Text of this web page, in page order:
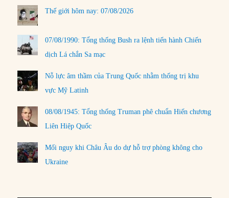
Thế giới hôm nay: 07/08/2026
07/08/1990: Tổng thống Bush ra lệnh tiến hành Chiến
dịch Lá chắn Sa mạc
Nỗ lực âm thầm của Trung Quốc nhằm thống trị khu
vực Mỹ Latinh
08/08/1945: Tổng thống Truman phê chuẩn Hiến chương
Liên Hiệp Quốc
Mối nguy khi Châu Âu do dự hỗ trợ phòng không cho
Ukraine